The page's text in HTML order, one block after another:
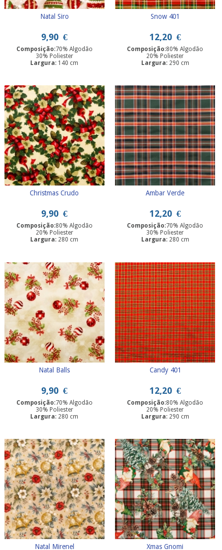
Natal Siro
9,90 €
Composição:70% Algodão
30% Poliester
Largura: 140 cm
Snow 401
12,20 €
Composição:80% Algodão
20% Poliester
Largura: 290 cm
Christmas Crudo
9,90 €
Composição:80% Algodão
20% Poliester
Largura: 280 cm
Ambar Verde
12,20 €
Composição:70% Algodão
30% Poliester
Largura: 280 cm
Natal Balls
9,90 €
Composição:70% Algodão
30% Poliester
Largura: 280 cm
Candy 401
12,20 €
Composição:80% Algodão
20% Poliester
Largura: 290 cm
Natal Mirenel Xmas Gnomi